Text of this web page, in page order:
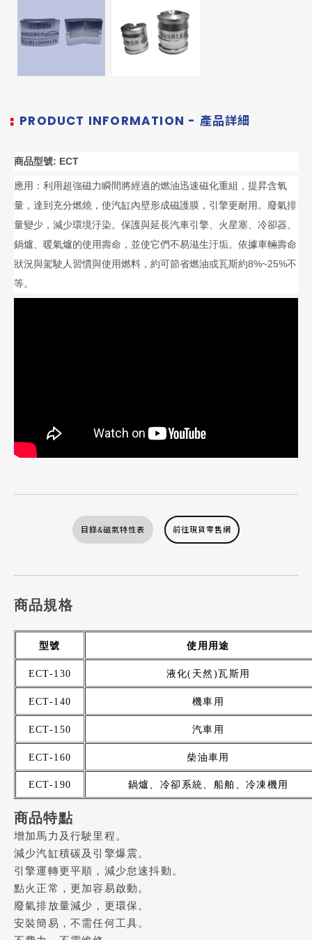
PRODUCT INFORMATION - 產品詳細
商品型號: ECT
應用：利用超強磁力瞬間將經過的燃油迅速磁化重組，提昇含氧
量，達到充分燃燒，使汽缸內壁形成磁護膜，引擎更耐用。廢氣排
量變少，減少環境汙染。保護與延長汽車引擎、火星塞、冷卻器、
鍋爐、暖氣爐的使用壽命，並使它們不易滋生汙垢。依據車輛壽命
狀況與駕駛人習慣與使用燃料，約可節省燃油或瓦斯約8%~25%不
等。
目錄&磁氣特性表 前往現貨零售網
商品規格
型號 使用用途
ECT-130 液化( 天然 )瓦斯用
ECT-140 機車用
ECT-150 汽車用
ECT-160 柴油車用
ECT-190 鍋爐、冷卻系統、船舶、冷凍機用
商品特點
增加馬力及行駛里程。
減少汽缸積碳及引擎爆震。
引擎運轉更平順，減少怠速抖動。
點火正常，更加容易啟動。
廢氣排放量減少，更環保。
安裝簡易，不需任何工具。